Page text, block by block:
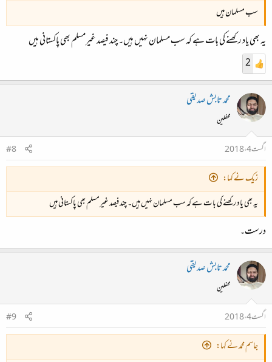
سب مسلمان ہیں
یہ بھی یاد رکھنے کی بات ہے کہ سب مسلمان نہیں ہیں۔ چند فیصد غیرمسلم بھی پاکستانی ہیں
2
محمد تابش صدیقی
محفلین
اگست 4، 2018
#8
زیک نے کہا:
یہ بھی یاد رکھنے کی بات ہے کہ سب مسلمان نہیں ہیں۔ چند فیصد غیرمسلم بھی پاکستانی ہیں
درست۔
محمد تابش صدیقی
محفلین
اگست 4، 2018
#9
جاسم محمد نے کہا: